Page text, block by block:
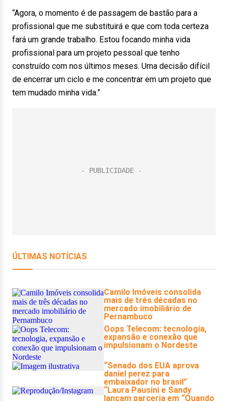
“Agora, o momento é de passagem de bastão para a
profissional que me substituirá e que com toda certeza
fará um grande trabalho. Estou focando minha vida
profissional para um projeto pessoal que tenho
construído com nos últimos meses. Uma decisão difícil
de encerrar um ciclo e me concentrar em um projeto que
tem mudado minha vida.”